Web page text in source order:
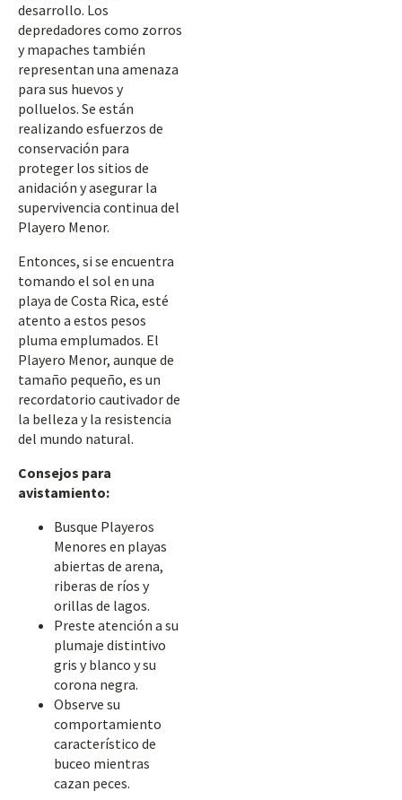
desarrollo. Los
depredadores como zorros
y mapaches también
representan una amenaza
para sus huevos y
polluelos. Se están
realizando esfuerzos de
conservación para
proteger los sitios de
anidación y asegurar la
supervivencia continua del
Playero Menor.
Entonces, si se encuentra
tomando el sol en una
playa de Costa Rica, esté
atento a estos pesos
pluma emplumados. El
Playero Menor, aunque de
tamaño pequeño, es un
recordatorio cautivador de
la belleza y la resistencia
del mundo natural.
Consejos para
avistamiento:
Busque Playeros
Menores en playas
abiertas de arena,
riberas de ríos y
orillas de lagos.
Preste atención a su
plumaje distintivo
gris y blanco y su
corona negra.
Observe su
comportamiento
característico de
buceo mientras
cazan peces.